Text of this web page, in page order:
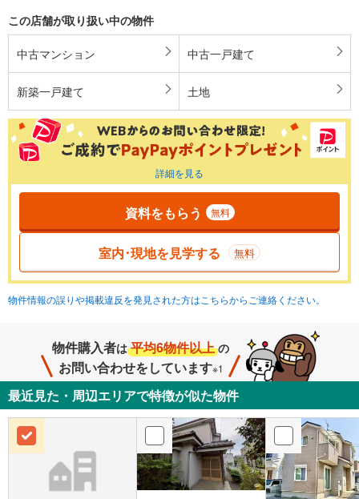
この店舗が取り扱い中の物件
中古マンション 中古一戸建て
新築一戸建て 土地
詳細を見る
資料をもらう 無料
室内･現地を見学する 無料
物件情報の誤りや掲載違反を発見された方はこちらからご連絡ください。
物件購入者は 平均6物件以上 の
お問い合わせをしています※1
最近見た・周辺エリアで特徴が似た物件